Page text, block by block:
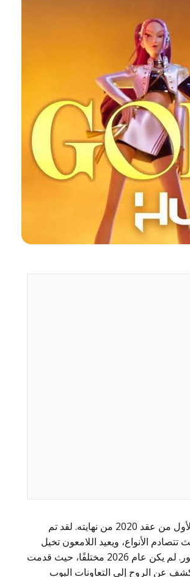
تواجه صناعة الموسيقى نقطة تحول مثيرة للاهتمام مع اقتراب النصف الأول من عقد 2020 من نهايته. لقد تم
الأنواع، ويعيد اللامعون تخيل
أنفسهم، وتلتقط الأصوات الجديدة بشكل مذهل الوعي الجماعي على الفور. لم يكن عام 2026 مختلفًا، حيث قدمت
عن الروح إلى التعاونات البوب